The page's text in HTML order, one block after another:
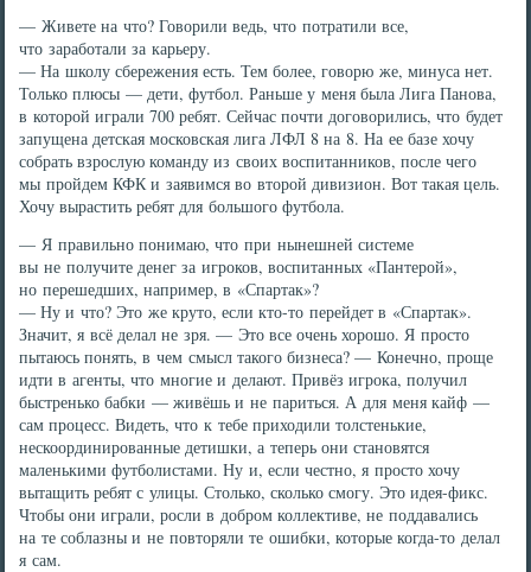
— Живете на что? Говорили ведь, что потратили все,
что заработали за карьеру.
— На школу сбережения есть. Тем более, говорю же, минуса нет.
Только плюсы — дети, футбол. Раньше у меня была Лига Панова,
в которой играли 700 ребят. Сейчас почти договорились, что будет
запущена детская московская лига ЛФЛ 8 на 8. На ее базе хочу
собрать взрослую команду из своих воспитанников, после чего
мы пройдем КФК и заявимся во второй дивизион. Вот такая цель.
Хочу вырастить ребят для большого футбола.
— Я правильно понимаю, что при нынешней системе
вы не получите денег за игроков, воспитанных «Пантерой»,
но перешедших, например, в «Спартак»?
— Ну и что? Это же круто, если кто-то перейдет в «Спартак».
Значит, я всё делал не зря. — Это все очень хорошо. Я просто
пытаюсь понять, в чем смысл такого бизнеса? — Конечно, проще
идти в агенты, что многие и делают. Привёз игрока, получил
быстренько бабки — живёшь и не париться. А для меня кайф —
сам процесс. Видеть, что к тебе приходили толстенькие,
нескоординированные детишки, а теперь они становятся
маленькими футболистами. Ну и, если честно, я просто хочу
вытащить ребят с улицы. Столько, сколько смогу. Это идея-фикс.
Чтобы они играли, росли в добром коллективе, не поддавались
на те соблазны и не повторяли те ошибки, которые когда-то делал
я сам.